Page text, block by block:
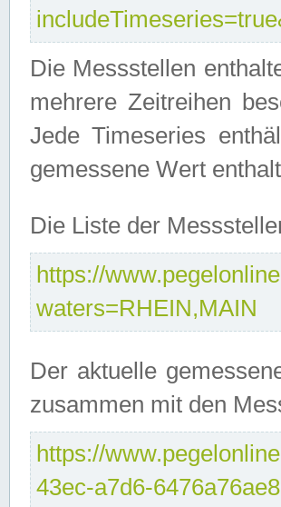
Die Messstellen
mehrere Zeitreihen
Jede Timeseries
gemessene Wert
Die Liste der
https://
waters=RHEIN,MAIN
Der aktuelle
zusammen mit den
https://
43ec-a7d6-